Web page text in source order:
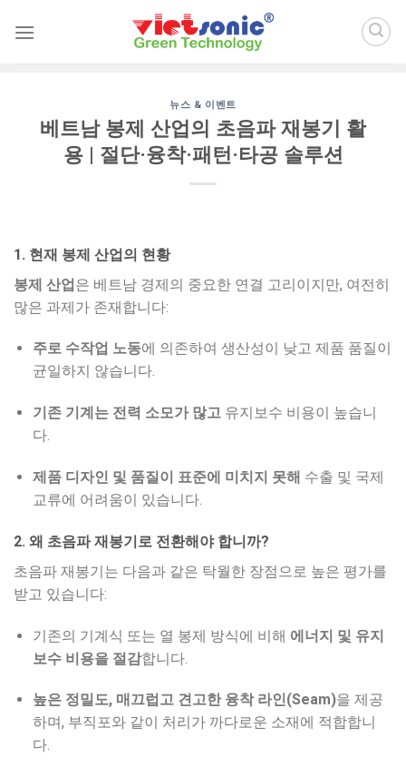
뉴스 & 이벤트
베트남 봉제 산업의 초음파 재봉기 활
용 | 절단·융착·패턴·타공 솔루션
1. 현재 봉제 산업의 현황
봉제 산업은 베트남 경제의 중요한 연결 고리이지만, 여전히
많은 과제가 존재합니다:
주로 수작업 노동에 의존하여 생산성이 낮고 제품 품질이
균일하지 않습니다.
기존 기계는 전력 소모가 많고유지보수 비용이 높습니
다.
제품 디자인 및 품질이 표준에 미치지 못해 수출 및 국제
교류에 어려움이 있습니다.
2. 왜 초음파 재봉기로 전환해야 합니까?
초음파 재봉기는 다음과 같은 탁월한 장점으로 높은 평가를
받고 있습니다:
기존의 기계식 또는 열 봉제 방식에 비해 에너지 및 유지
보수 비용을 절감합니다.
높은 정밀도, 매끄럽고 견고한 융착 라인(Seam)을 제공
하며, 부직포와 같이 처리가 까다로운 소재에 적합합니
다.